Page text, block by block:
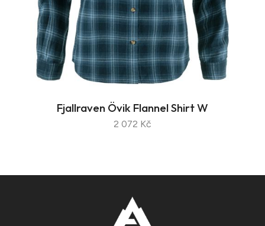
Fjallraven Övik Flannel Shirt W
2 072 Kč